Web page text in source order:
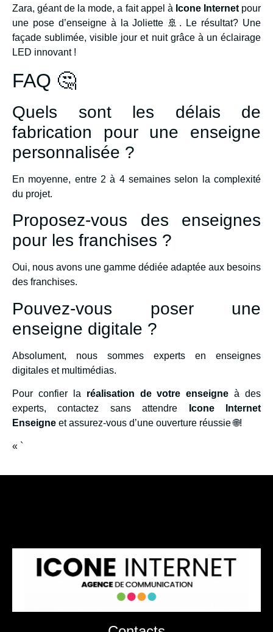
Zara, géant de la mode, a fait appel à Icone Internetpour
une pose d’enseigne à la Joliette 🚢. Le résultat? Une
façade sublimée, visible jour et nuit grâce à un éclairage
LED innovant !
FAQ 🤔
Quels sont les délais de
fabrication pour une enseigne
personnalisée ?
En moyenne, entre 2 à 4 semaines selon la complexité
du projet.
Proposez-vous des enseignes
pour les franchises ?
Oui, nous avons une gamme dédiée adaptée aux besoins
des franchises.
Pouvez-vous poser une
enseigne digitale ?
Absolument, nous sommes experts en enseignes
digitales et multimédias.
Pour confier la réalisation de votre enseigne à des
experts, contactez sans attendre
Icone Internet
Enseigne et assurez-vous d’une ouverture réussie 🌐!
« `